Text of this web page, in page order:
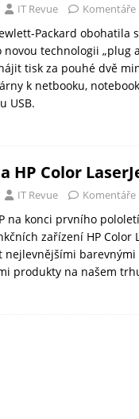
IT Revue
Packard obohatila
novou technologii „plug
tisk za pouhé dvě
k netbooku,
USB.
HP Color
IT Revue
na konci prvního
zařízení HP Color
nejlevnějšími barevnými
produkty na našem